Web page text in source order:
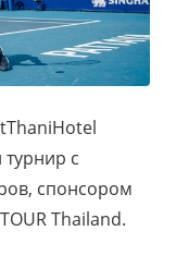
с
спонсором
Thailand.